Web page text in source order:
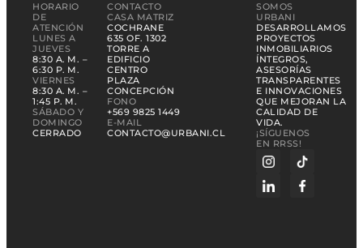
HORARIO
DE
ATENCIÓN
LUNES A
JUEVES
8:30 A. M. –
6:30 P. M.
VIERNES
8:30 A. M. –
1:45 P. M.
SÁBADO Y
DOMINGO
CERRADO
CONTACTO
CASA MATRIZ
COCHRANE
635 OF. 1302
TORRE A
EDIFICIO
CENTRO
PLAZA
CONCEPCIÓN
FONO
+569 9825 1449
E-MAIL
CONTACTO@URBANI.CL
SOMOS
URBANI
DESARROLLAMOS
PROYECTOS
INMOBILIARIOS
ÍNTEGROS,
ASESORÍAS
TRANSPARENTES
E INNOVACIONES
QUE MEJORAN LA
CALIDAD DE
VIDA.
¡SÍGUENOS
EN RRSS!